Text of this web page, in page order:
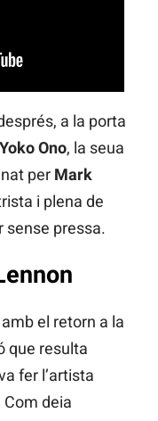
a la porta
Yoko Ono, la seua
per Mark
i plena de
sense pressa.
el retorn a la
que resulta
fer l’artista
deia